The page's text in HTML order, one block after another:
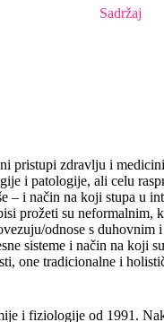
Sadržaj
zdravlju i
i patologije, ali celu
i način na koji stupa u
prožeti su
odnose s
sisteme i način na koji
one tradicionalne i
i fiziologije od 1991.